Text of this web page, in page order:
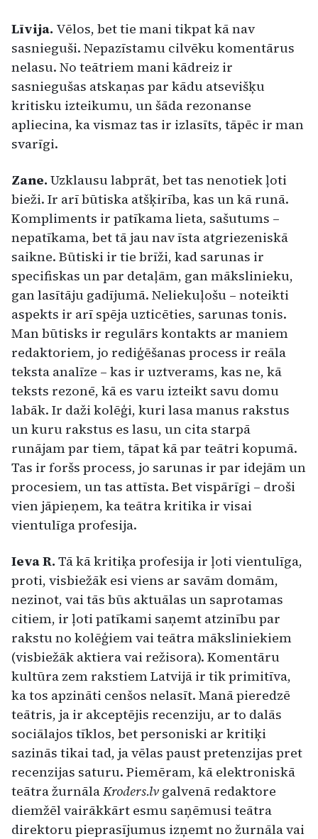
Līvija. Vēlos, bet tie mani tikpat kā nav
sasnieguši. Nepazīstamu cilvēku komentārus
nelasu. No teātriem mani kādreiz ir
sasniegušas atskaņas par kādu atsevišķu
kritisku izteikumu, un šāda rezonanse
apliecina, ka vismaz tas ir izlasīts, tāpēc ir man
svarīgi.
Zane. Uzklausu labprāt, bet tas nenotiek ļoti
bieži. Ir arī būtiska atšķirība, kas un kā runā.
Kompliments ir patīkama lieta, sašutums –
nepatīkama, bet tā jau nav īsta atgriezeniskā
saikne. Būtiski ir tie brīži, kad sarunas ir
specifiskas un par detaļām, gan mākslinieku,
gan lasītāju gadījumā. Neliekuļošu – noteikti
aspekts ir arī spēja uzticēties, sarunas tonis.
Man būtisks ir regulārs kontakts ar maniem
redaktoriem, jo rediģēšanas process ir reāla
teksta analīze – kas ir uztverams, kas ne, kā
teksts rezonē, kā es varu izteikt savu domu
labāk. Ir daži kolēģi, kuri lasa manus rakstus
un kuru rakstus es lasu, un cita starpā
runājam par tiem, tāpat kā par teātri kopumā.
Tas ir foršs process, jo sarunas ir par idejām un
procesiem, un tas attīsta. Bet vispārīgi – droši
vien jāpieņem, ka teātra kritika ir visai
vientulīga profesija.
Ieva R. Tā kā kritiķa profesija ir ļoti vientulīga,
proti, visbiežāk esi viens ar savām domām,
nezinot, vai tās būs aktuālas un saprotamas
citiem, ir ļoti patīkami saņemt atzinību par
rakstu no kolēģiem vai teātra māksliniekiem
(visbiežāk aktiera vai režisora). Komentāru
kultūra zem rakstiem Latvijā ir tik primitīva,
ka tos apzināti cenšos nelasīt. Manā pieredzē
teātris, ja ir akceptējis recenziju, ar to dalās
sociālajos tīklos, bet personiski ar kritiķi
sazinās tikai tad, ja vēlas paust pretenzijas pret
recenzijas saturu. Piemēram, kā elektroniskā
teātra žurnālaKroders.lv galvenā redaktore
diemžēl vairākkārt esmu saņēmusi teātra
direktoru pieprasījumus izņemt no žurnāla vai